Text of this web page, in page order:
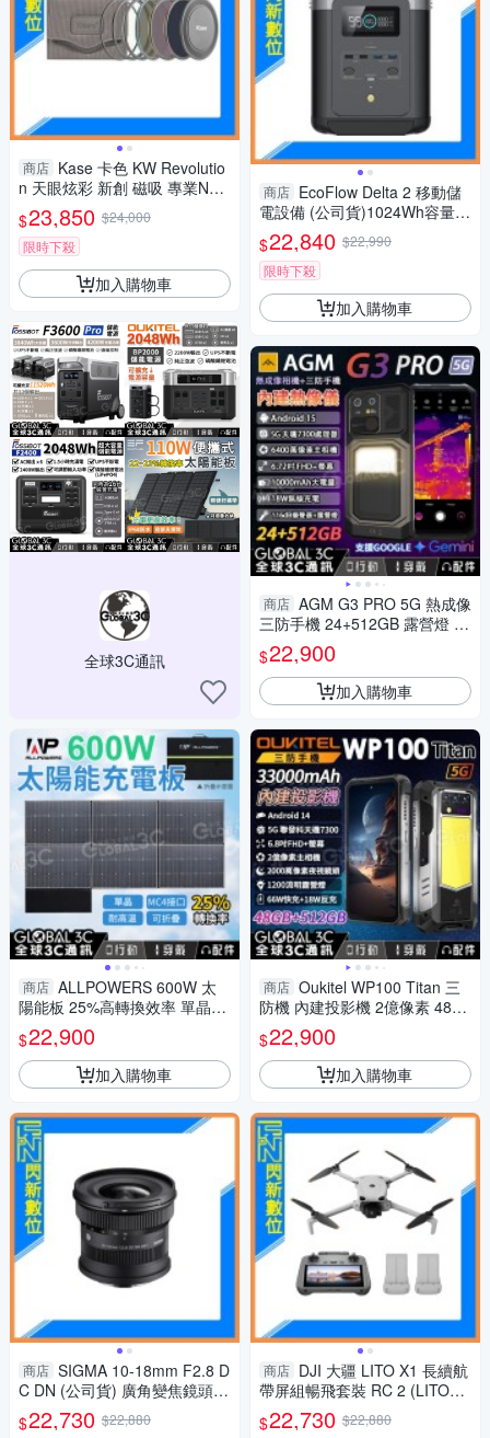
商店 Kase 卡色 KW Revolutio
n 天眼炫彩 新創 磁吸 專業ND
組(CPL/ND8,64,1000)112mm
$23,850 $24,000
限時下殺
加入購物車
全球3C通訊
商店 ALLPOWERS 600W 太
陽能板 25%高轉換效率 單晶矽
MC4接口 耐高溫 防潑水防塵
可折疊攜帶
$22,900
加入購物車
商店 SIGMA 10-18mm F2.8 D
C DN (公司貨) 廣角變焦鏡頭 A
PS-C
$22,730 $22,880
商店 EcoFlow Delta 2 移動儲
電設備 (公司貨)1024Wh容量/1
800W輸出
$22,840 $22,990
限時下殺
加入購物車
商店 AGM G3 PRO 5G 熱成像
三防手機 24+512GB 露營燈 33
W 快充 無線充電 安卓15
$22,900
加入購物車
商店 Oukitel WP100 Titan 三
防機 內建投影機 2億像素 48+5
12GB 手電筒
$22,900
加入購物車
商店 DJI 大疆 LITO X1 長續航
帶屏組暢飛套裝 RC 2 (LITOX
1，公司貨) 空拍機 / 無人機 自
帶內存
$22,730 $22,880